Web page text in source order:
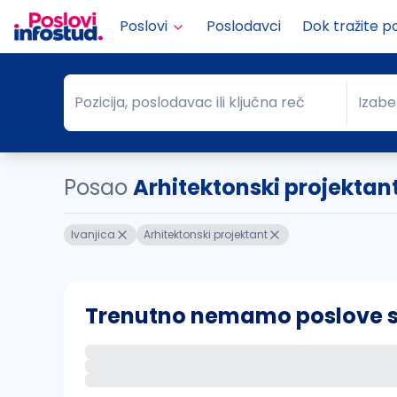
Poslovi Poslodavci Dok tražite
Pozicija, poslodavac ili ključna reč
Pozicija, poslodavac ili ključna reč Grad
PosaoArhitektonski
Ivanjica Arhitektonski projektant
Trenutno nemamo poslove